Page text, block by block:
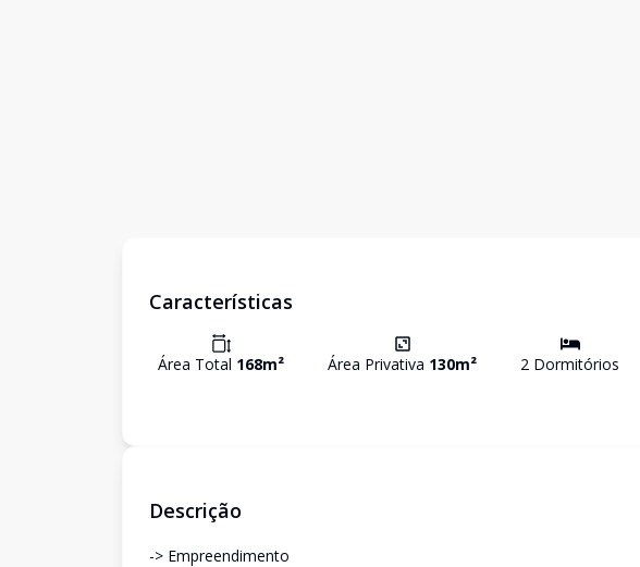
Características
Área Total 168m² Área Privativa 130m² 2 Dormitórios
Descrição
-> Empreendimento